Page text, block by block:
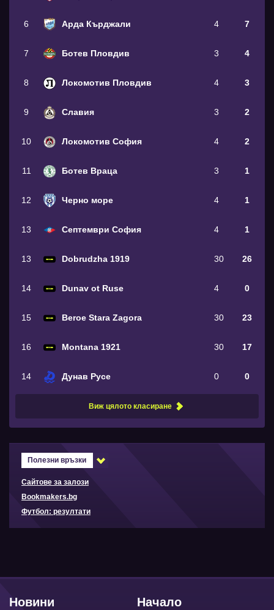
6 Арда Кърджали 4 7
7 Ботев Пловдив 3 4
8 Локомотив Пловдив 4 3
9 Славия 3 2
10 Локомотив София 4 2
11 Ботев Враца 3 1
12 Черно море 4 1
13 Септември София 4 1
13 Dobrudzha 1919 30 26
14 Dunav ot Ruse 4 0
15 Beroe Stara Zagora 30 23
16 Montana 1921 30 17
14 Дунав Русе 0 0
Виж цялото класиране
Полезни връзки
Сайтове за залози
Bookmakers.bg
Футбол: резултати
Начало
Новини